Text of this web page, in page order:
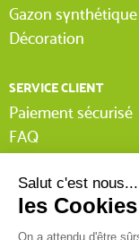
Gazon synthétique
Décoration
SERVICE CLIENT
Paiement sécurisé
FAQ
Lexique Tissnet
Suivi commande
Contactez-nous